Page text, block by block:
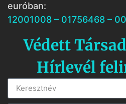
euróban:
12001008 – 01756468 –
Védett
Hírlevél